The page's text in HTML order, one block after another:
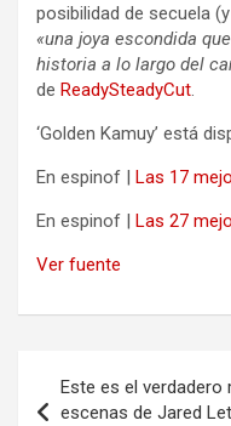
posibilidad de secuela
«una joya escondida
historia a lo largo del
de ReadySteadyCut.
‘Golden Kamuy’ está
En espinof | Las 17
En espinof | Las 27
Ver fuente
de
Este es el
escenas de Jared